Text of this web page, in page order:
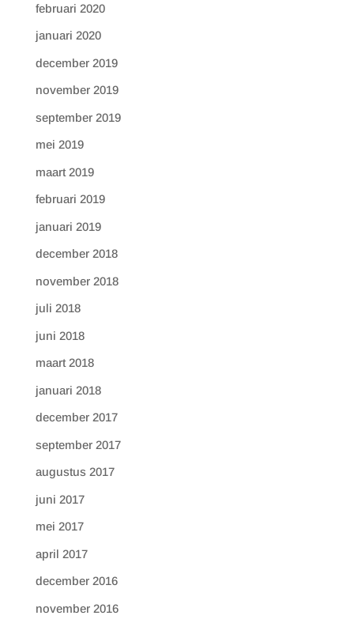
februari 2020
januari 2020
december 2019
november 2019
september 2019
mei 2019
maart 2019
februari 2019
januari 2019
december 2018
november 2018
juli 2018
juni 2018
maart 2018
januari 2018
december 2017
september 2017
augustus 2017
juni 2017
mei 2017
april 2017
december 2016
november 2016